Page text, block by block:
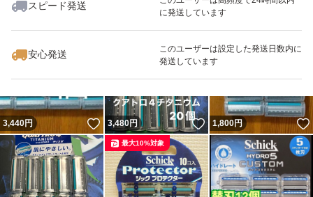
スピード発送
に発送しています
安心発送
このユーザーは設定した発送日数内に
発送しています
いいね！
3,480
3,440円 いいね！
3,480円 いいね！
1,800円
最大10%対象